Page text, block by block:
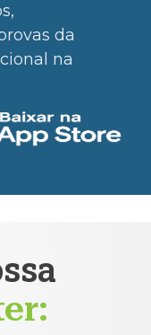
da
na